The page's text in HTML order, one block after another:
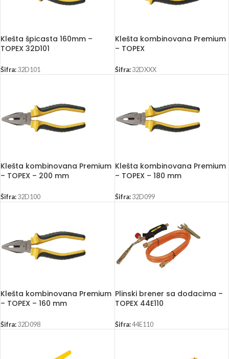
Klešta špicasta 160mm –
TOPEX 32D101
Šifra: 32D101
Klešta kombinovana Premium
– TOPEX
Šifra: 32DXXX
Klešta kombinovana Premium
– TOPEX – 200 mm
Šifra: 32D100
Klešta kombinovana Premium
– TOPEX – 180 mm
Šifra: 32D099
Klešta kombinovana Premium
– TOPEX – 160 mm
Šifra: 32D098
Plinski brener sa dodacima –
TOPEX 44E110
Šifra:44E110